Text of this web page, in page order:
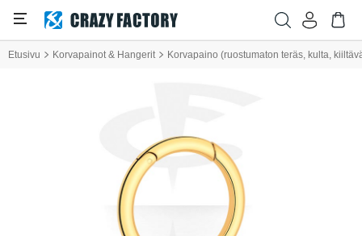
Etusivu Korvapainot & Hangerit Korvapaino (ruostumaton teräs, kulta,